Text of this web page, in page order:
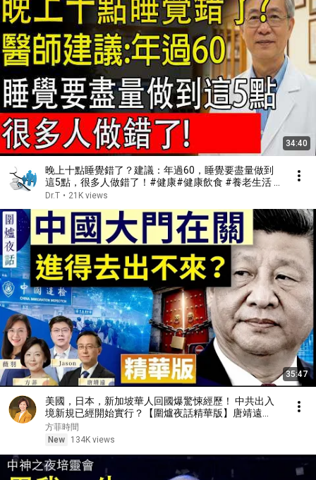
34:40
晚上十點睡覺錯了？建議：年過60，睡覺要盡量做到
這5點，很多人做錯了！#健康#健康飲食 #養老生活 #
老年健康 #樂齡健康
Dr.T • 21K views
35:47
美國，日本，新加坡華人回國爆驚悚經歷！ 中共出入
境新規已經開始實行？【圍爐夜話精華版】唐靖遠
Jason 薇羽 方菲
方菲時間
New
134K views